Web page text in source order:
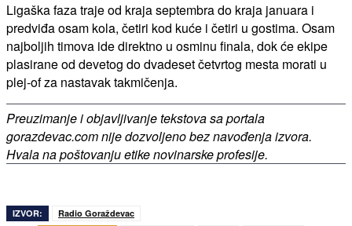
Ligaška faza traje od kraja septembra do kraja januara i
predviđa osam kola, četiri kod kuće i četiri u gostima. Osam
najboljih timova ide direktno u osminu finala, dok će ekipe
plasirane od devetog do dvadeset četvrtog mesta morati u
plej-of za nastavak takmičenja.
Preuzimanje i objavljivanje tekstova sa portala
gorazdevac.com nije dozvoljeno bez navođenja izvora.
Hvala na poštovanju etike novinarske profesije.
IZVOR:
Radio Goraždevac